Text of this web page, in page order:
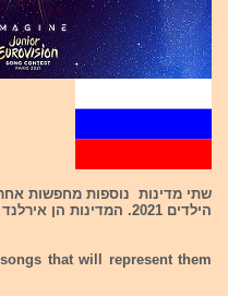
שתי מדינות נוספות מחפשות אחר
הילדים 2021. המדינות הן אירלנד ורוסיה.
that will represent them